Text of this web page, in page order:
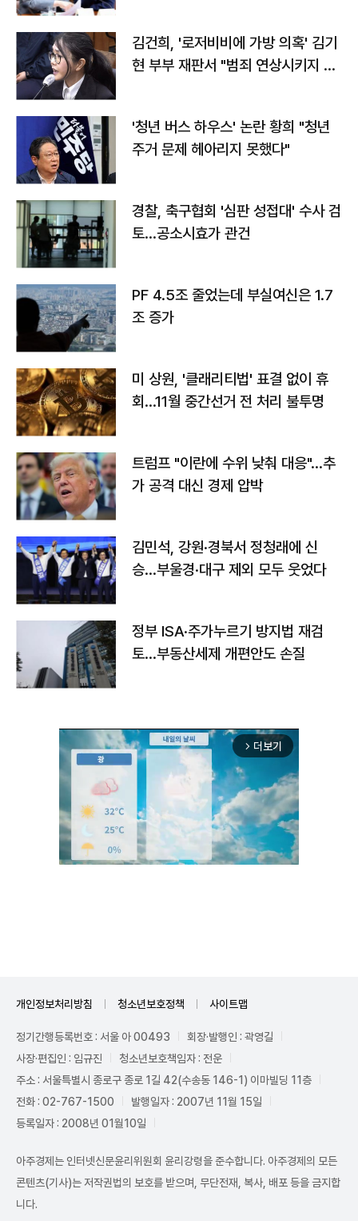
김건희, '로저비비에 가방 의혹' 김기
현 부부 재판서 "범죄 연상시키지 말
'청년 버스 하우스' 논란 황희 "청년
주거 문제 헤아리지 못했다"
경찰, 축구협회 '심판 성접대' 수사 검
토…공소시효가 관건
PF 4.5조 줄었는데 부실여신은 1.7
조 증가
미 상원, '클래리티법' 표결 없이 휴
회…11월 중간선거 전 처리 불투명
트럼프 "이란에 수위 낮춰 대응"…추
가 공격 대신 경제 압박
김민석, 강원·경북서 정청래에 신
승…부울경·대구 제외 모두 웃었다
정부 ISA·주가누르기 방지법 재검
토…부동산세제 개편안도 손질
arrow_forward_ios 더보기
개인정보처리방침 청소년보호정책 사이트맵
정기간행등록번호 : 서울 아 00493
회장·발행인 : 곽영길
사장·편집인 : 임규진
청소년보호책임자 : 전운
주소 : 서울특별시 종로구 종로 1길 42(수송동 146-1) 이마빌딩 11층
전화 : 02-767-1500
발행일자 : 2007년 11월 15일
등록일자 : 2008년 01월10일
아주경제는 인터넷신문윤리위원회 윤리강령을 준수합니다. 아주경제의 모든
콘텐츠(기사)는 저작권법의 보호를 받으며, 무단전재, 복사, 배포 등을 금지합
니다.